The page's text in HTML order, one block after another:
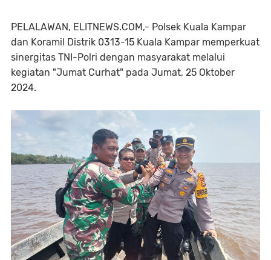
PELALAWAN, ELITNEWS.COM,- Polsek Kuala Kampar
dan Koramil Distrik 0313-15 Kuala Kampar memperkuat
sinergitas TNI-Polri dengan masyarakat melalui
kegiatan "Jumat Curhat" pada Jumat, 25 Oktober
2024.